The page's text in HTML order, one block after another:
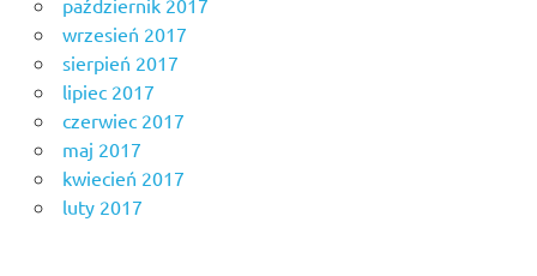
październik 2017
wrzesień 2017
sierpień 2017
lipiec 2017
czerwiec 2017
maj 2017
kwiecień 2017
luty 2017